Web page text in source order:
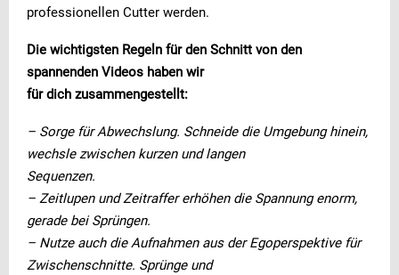
professionellen Cutter werden.
Die wichtigsten Regeln für den Schnitt von den
spannenden Videos haben wir
für dich zusammengestellt:
– Sorge für Abwechslung. Schneide die Umgebung hinein,
wechsle zwischen kurzen und langen
Sequenzen.
– Zeitlupen und Zeitraffer erhöhen die Spannung enorm,
gerade bei Sprüngen.
– Nutze auch die Aufnahmen aus der Egoperspektive für
Zwischenschnitte. Sprünge und